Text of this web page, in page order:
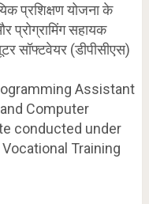
प्रशिक्षण योजना के
सहायक
सॉफ्टवेयर (डीपीसीएस)
Assistant
Computer
conducted under
Training